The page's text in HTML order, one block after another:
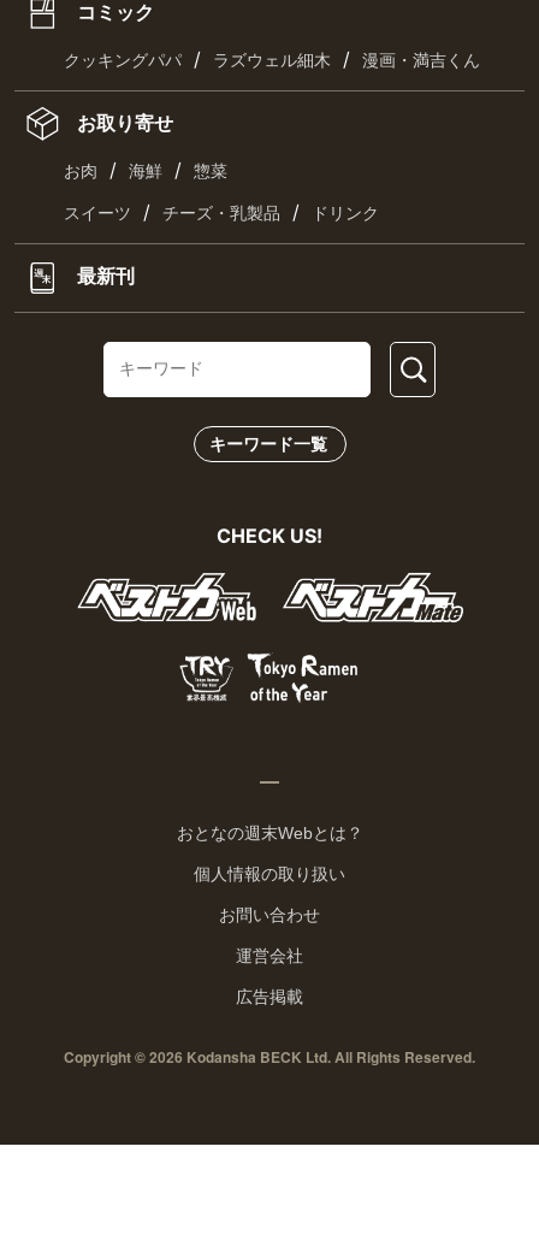
コミック
クッキングパパ / ラズウェル細木 / 漫画・満吉くん
お取り寄せ
お肉 / 海鮮 / 惣菜
スイーツ / チーズ・乳製品 / ドリンク
最新刊
キーワード一覧
CHECK US!
おとなの週末Webとは？
個人情報の取り扱い
お問い合わせ
運営会社
広告掲載
Copyright © 2026 Kodansha BECK Ltd. All Rights Reserved.